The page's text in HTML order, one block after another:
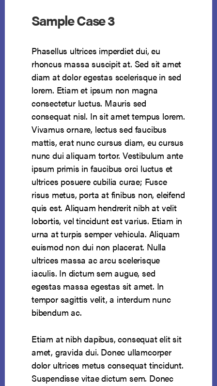
Sample Case 3
Phasellus ultrices imperdiet dui, eu
rhoncus massa suscipit at. Sed sit amet
diam at dolor egestas scelerisque in sed
lorem. Etiam et ipsum non magna
consectetur luctus. Mauris sed
consequat nisl. In sit amet tempus lorem.
Vivamus ornare, lectus sed faucibus
mattis, erat nunc cursus diam, eu cursus
nunc dui aliquam tortor. Vestibulum ante
ipsum primis in faucibus orci luctus et
ultrices posuere cubilia curae; Fusce
risus metus, porta at finibus non, eleifend
quis est. Aliquam hendrerit nibh at velit
lobortis, vel tincidunt est varius. Etiam in
urna at turpis semper vehicula. Aliquam
euismod non dui non placerat. Nulla
ultrices massa ac arcu scelerisque
iaculis. In dictum sem augue, sed
egestas massa egestas sit amet. In
tempor sagittis velit, a interdum nunc
bibendum ac.
Etiam at nibh dapibus, consequat elit sit
amet, gravida dui. Donec ullamcorper
dolor ultrices metus consequat tincidunt.
Suspendisse vitae dictum sem. Donec